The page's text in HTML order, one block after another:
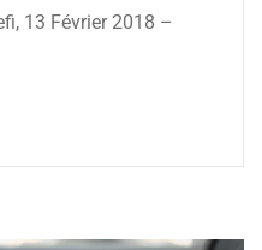
13 Février 2018 –